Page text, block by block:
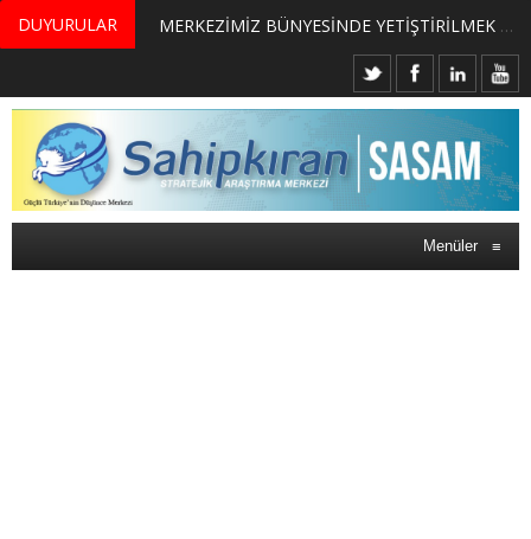
DUYURULAR MERKEZİMİZ BÜNYESİNDE YETİŞTİRİLMEK ÜZERE GÖNÜLLÜ ÜLKE MASASI UZMANI VE UZMAN ADAYLARI ARIYORUZ
Menüler ≡